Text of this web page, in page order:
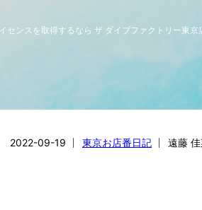
センスを取得するなら ザ ダイブファクトリー東京
2022-09-19 東京お店番日記 遠藤